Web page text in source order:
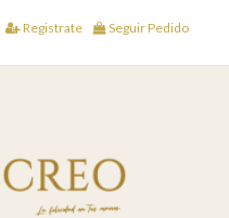
Registrate Seguir Pedido